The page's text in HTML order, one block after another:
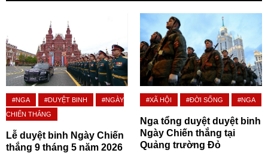
#NGA #DUYỆT BINH
#NGÀY
CHIẾN THẮNG
Lễ duyệt binh Ngày Chiến
thắng 9 tháng 5 năm 2026
#XÃ HỘI #ĐỜI SỐNG #NGA
Nga tổng duyệt duyệt binh
Ngày Chiến thắng tại
Quảng trường Đỏ